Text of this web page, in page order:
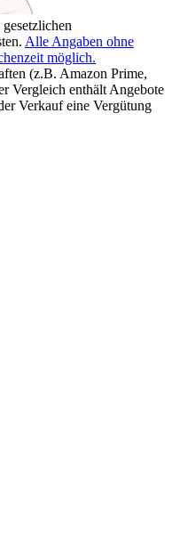
Alle Angaben ohne
möglich.
(z.B. Amazon Prime,
Vergleich enthält Angebote
Verkauf eine Vergütung